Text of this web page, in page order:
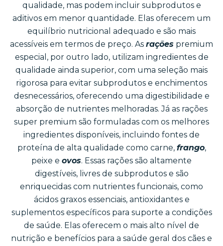
qualidade, mas podem incluir subprodutos e
aditivos em menor quantidade. Elas oferecem um
equilíbrio nutricional adequado e são mais
acessíveis em termos de preço. As rações premium
especial, por outro lado, utilizam ingredientes de
qualidade ainda superior, com uma seleção mais
rigorosa para evitar subprodutos e enchimentos
desnecessários, oferecendo uma digestibilidade e
absorção de nutrientes melhoradas. Já as rações
super premium são formuladas com os melhores
ingredientes disponíveis, incluindo fontes de
proteína de alta qualidade como carne, frango,
peixe e ovos. Essas rações são altamente
digestíveis, livres de subprodutos e são
enriquecidas com nutrientes funcionais, como
ácidos graxos essenciais, antioxidantes e
suplementos específicos para suporte a condições
de saúde. Elas oferecem o mais alto nível de
nutrição e benefícios para a saúde geral dos cães e